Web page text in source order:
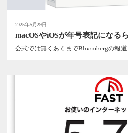
2025年5月29日
macOSやiOSが年号表記になる
公式では無くあくまでBloombergの報道